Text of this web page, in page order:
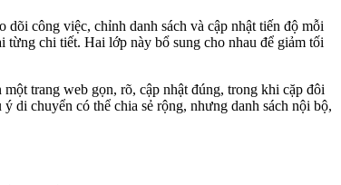
công việc, chỉnh danh sách và cập nhật tiến độ mỗi
chi tiết. Hai lớp này bổ sung cho nhau để giảm tối
trang web gọn, rõ, cập nhật đúng, trong khi cặp đôi
di chuyển có thể chia sẻ rộng, nhưng danh sách nội bộ,